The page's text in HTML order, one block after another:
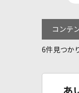
コンテ
6件見つか